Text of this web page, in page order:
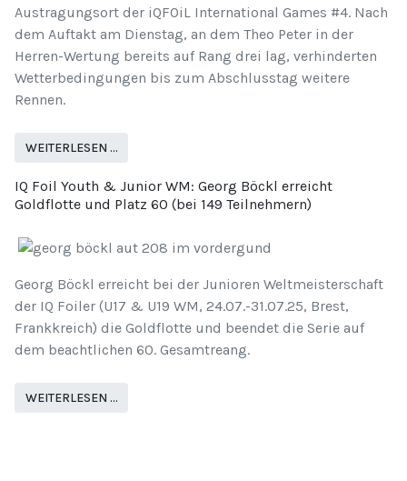
Austragungsort der iQFOiL International Games #4. Nach
dem Auftakt am Dienstag, an dem Theo Peter in der
Herren-Wertung bereits auf Rang drei lag, verhinderten
Wetterbedingungen bis zum Abschlusstag weitere
Rennen.
WEITERLESEN …
IQ Foil Youth & Junior WM: Georg Böckl erreicht
Goldflotte und Platz 60 (bei 149 Teilnehmern)
Georg Böckl erreicht bei der Junioren Weltmeisterschaft
der IQ Foiler (U17 & U19 WM, 24.07.-31.07.25, Brest,
Frankkreich) die Goldflotte und beendet die Serie auf
dem beachtlichen 60. Gesamtreang.
WEITERLESEN …